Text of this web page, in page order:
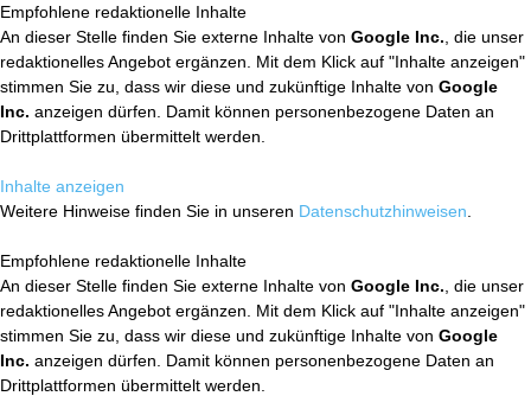
Empfohlene redaktionelle Inhalte
An dieser Stelle finden Sie externe Inhalte von Google Inc. , die unser
redaktionelles Angebot ergänzen. Mit dem Klick auf "Inhalte anzeigen"
stimmen Sie zu, dass wir diese und zukünftige Inhalte von Google
Inc. anzeigen dürfen. Damit können personenbezogene Daten an
Drittplattformen übermittelt werden.
Inhalte anzeigen
Weitere Hinweise finden Sie in unseren Datenschutzhinweisen
Empfohlene redaktionelle Inhalte
An dieser Stelle finden Sie externe Inhalte von Google Inc. , die unser
redaktionelles Angebot ergänzen. Mit dem Klick auf "Inhalte anzeigen"
stimmen Sie zu, dass wir diese und zukünftige Inhalte von Google
Inc. anzeigen dürfen. Damit können personenbezogene Daten an
Drittplattformen übermittelt werden.